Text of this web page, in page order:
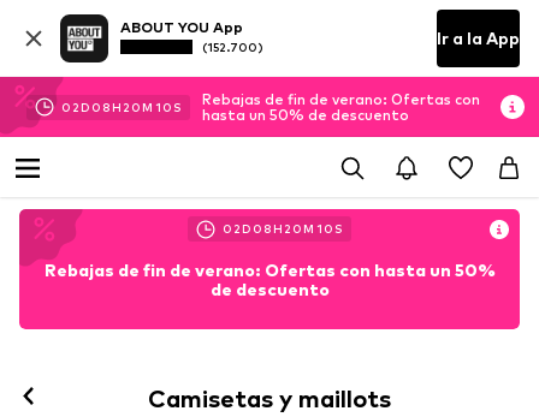
ABOUT YOU App
(152.700) Ir a la App
02D 08H 20M 08 S
Rebajas de fin de verano: Ofertas con
hasta un 50% de descuento
02D 08H 20M 08 S
Rebajas de fin de verano: Ofertas con hasta un 50%
de descuento
Camisetas y maillots